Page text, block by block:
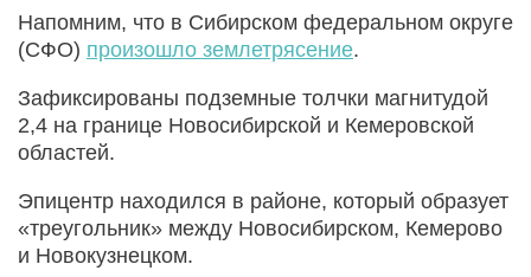
Напомним, что в Сибирском федеральном округе
(СФО) произошло землетрясение.
Зафиксированы подземные толчки магнитудой
2,4 на границе Новосибирской и Кемеровской
областей.
Эпицентр находился в районе, который образует
«треугольник» между Новосибирском, Кемерово
и Новокузнецком.